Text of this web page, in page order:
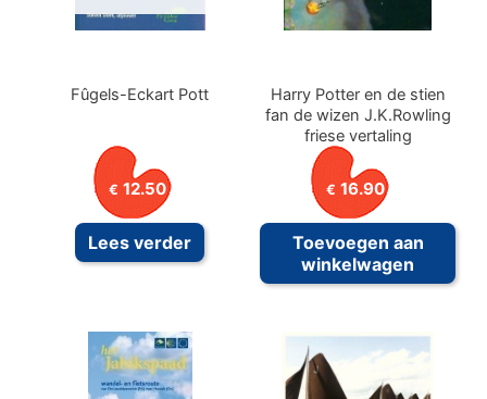
Fûgels-Eckart Pott
€ 12.50
Lees verder
Harry Potter en de stien
fan de wizen J.K.Rowling
friese vertaling
€ 16.90
Toevoegen aan
winkelwagen